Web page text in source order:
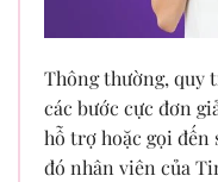
Thông thường, quy
các bước cực đơn
hỗ trợ hoặc gọi đến
đó nhân viên của